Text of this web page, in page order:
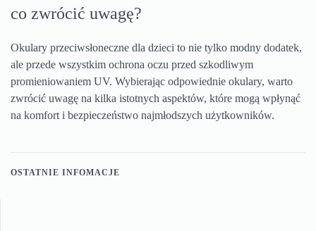
co zwrócić uwagę?
Okulary przeciwsłoneczne dla dzieci to nie tylko modny dodatek,
ale przede wszystkim ochrona oczu przed szkodliwym
promieniowaniem UV. Wybierając odpowiednie okulary, warto
zwrócić uwagę na kilka istotnych aspektów, które mogą wpłynąć
na komfort i bezpieczeństwo najmłodszych użytkowników.
OSTATNIE INFOMACJE